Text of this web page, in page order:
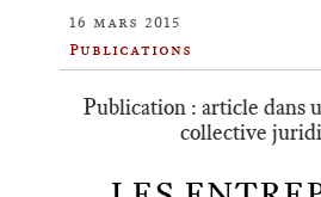
16 mars 2015
Publications
Publication : article dans
collective